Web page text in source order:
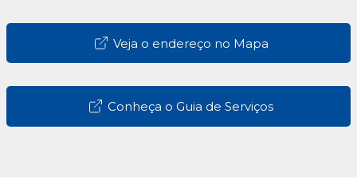
Veja o endereço no Mapa
Conheça o Guia de Serviços